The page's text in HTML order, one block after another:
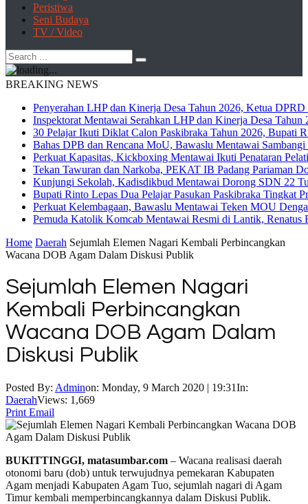
Peristiwa
Seni Budaya
TV / Video
BREAKING NEWS
Penyerahan LHP dan Kinerja Desa Tahun 2026, Ketua
Inspektorat Mentawai Serahkan LHP dan Kinerja Desa
30 Pelajar Ikuti Diklat Calon Paskibraka Tahun 2026, Bupati
Bahas DPB dan Rencana MoU, Bawaslu Mentawai
Perkuat Kapasitas, Kickboxing Mentawai Ikuti Penataran
Tekan Tawuran dan Narkoba, PEKAT IB Padang Pariaman
Kunjungi Sekolah, Kadisdikbud Mentawai Dorong SDN 22
Bupati Rinto Lepas Dua Pelajar Pasukan Paskibraka Tingkat
Perkuat Kelembagaan, Bawaslu Mentawai Teken MOU
Pemuda Katolik Komcab Mentawai Resmi di Lantik, Renatus
Home Daerah Sejumlah Elemen Nagari Kembali Perbincangkan
Wacana DOB Agam Dalam Diskusi Publik
Sejumlah Elemen Nagari
Kembali Perbincangkan
Wacana DOB Agam Dalam
Diskusi Publik
Posted By: Adminon: Monday, 9 March 2020 | 19:31In:
DaerahViews: 1,669
Print Email
BUKITTINGGI, matasumbar.com – Wacana realisasi daerah
otonomi baru (dob) untuk terwujudnya pemekaran Kabupaten
Agam menjadi Kabupaten Agam Tuo, sejumlah nagari di Agam
Timur kembali memperbincangkannya dalam Diskusi Publik.